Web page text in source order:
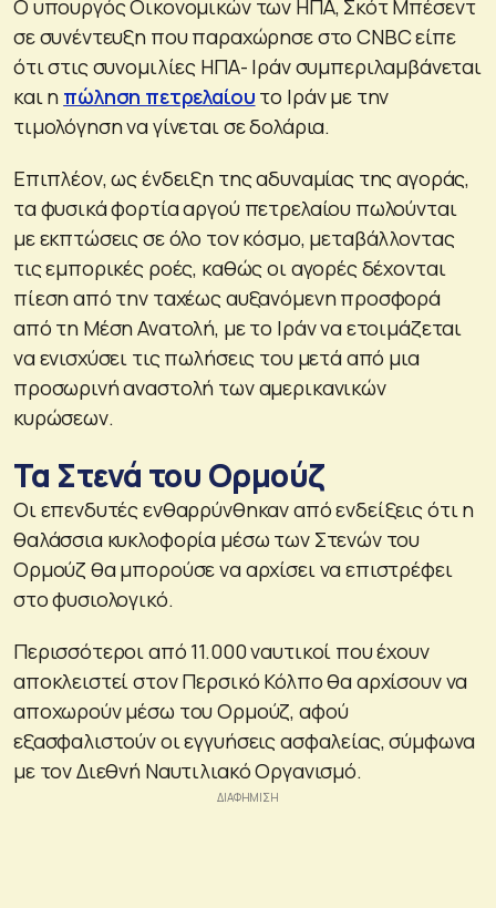
O υπουργός Οικονομικών των ΗΠΑ, Σκότ Μπέσεντ
σε συνέντευξη που παραχώρησε στο CNBC είπε
ότι στις συνομιλίες ΗΠΑ- Ιράν συμπεριλαμβάνεται
και η πώληση πετρελαίου το Ιράν με την
τιμολόγηση να γίνεται σε δολάρια.
Επιπλέον, ως ένδειξη της αδυναμίας της αγοράς,
τα φυσικά φορτία αργού πετρελαίου πωλούνται
με εκπτώσεις σε όλο τον κόσμο, μεταβάλλοντας
τις εμπορικές ροές, καθώς οι αγορές δέχονται
πίεση από την ταχέως αυξανόμενη προσφορά
από τη Μέση Ανατολή, με το Ιράν να ετοιμάζεται
να ενισχύσει τις πωλήσεις του μετά από μια
προσωρινή αναστολή των αμερικανικών
κυρώσεων.
Τα Στενά του Ορμούζ
Οι επενδυτές ενθαρρύνθηκαν από ενδείξεις ότι η
θαλάσσια κυκλοφορία μέσω των Στενών του
Ορμούζ θα μπορούσε να αρχίσει να επιστρέφει
στο φυσιολογικό.
Περισσότεροι από 11.000 ναυτικοί που έχουν
αποκλειστεί στον Περσικό Κόλπο θα αρχίσουν να
αποχωρούν μέσω του Ορμούζ, αφού
εξασφαλιστούν οι εγγυήσεις ασφαλείας, σύμφωνα
με τον Διεθνή Ναυτιλιακό Οργανισμό.